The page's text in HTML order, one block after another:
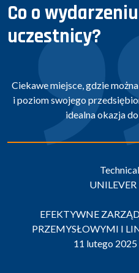
Co o
uczestnicy?
Ciekawe miejsce, gdzie
i poziom swojego
idealna okazja
UNILEVER
EFEKTYWNE
PRZEMYSŁOWYMI I
11 lutego 2025